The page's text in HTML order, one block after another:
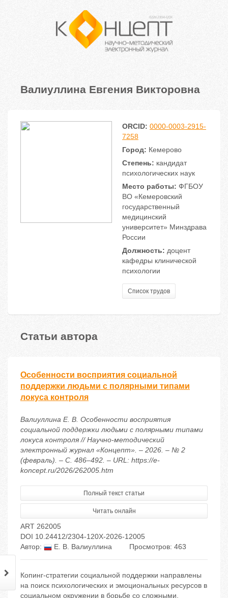
Валиуллина Евгения Викторовна
ORCID: 0000-0003-2915-
7258
Город: Кемерово
Степень: кандидат
психологических наук
Место работы: ФГБОУ
ВО «Кемеровский
государственный
медицинский
университет» Минздрава
России
Должность: доцент
кафедры клинической
психологии
Список трудов
Статьи автора
Особенности восприятия социальной
поддержки людьми с полярными типами
локуса контроля
Валиуллина Е. В. Особенности восприятия
социальной поддержки людьми с полярными типами
локуса контроля // Научно-методический
электронный журнал «Концепт». – 2026. – № 2
(февраль). – С. 486–492. – URL: https://e-
koncept.ru/2026/262005.htm
Полный текст статьи
Читать онлайн
ART 262005
DOI 10.24412/2304-120X-2026-12005
Автор:
Е. В. Валиуллина Просмотров: 463
Копинг-стратегии социальной поддержки направлены
на поиск психологических и эмоциональных ресурсов в
социальном окружении в борьбе со сложными,